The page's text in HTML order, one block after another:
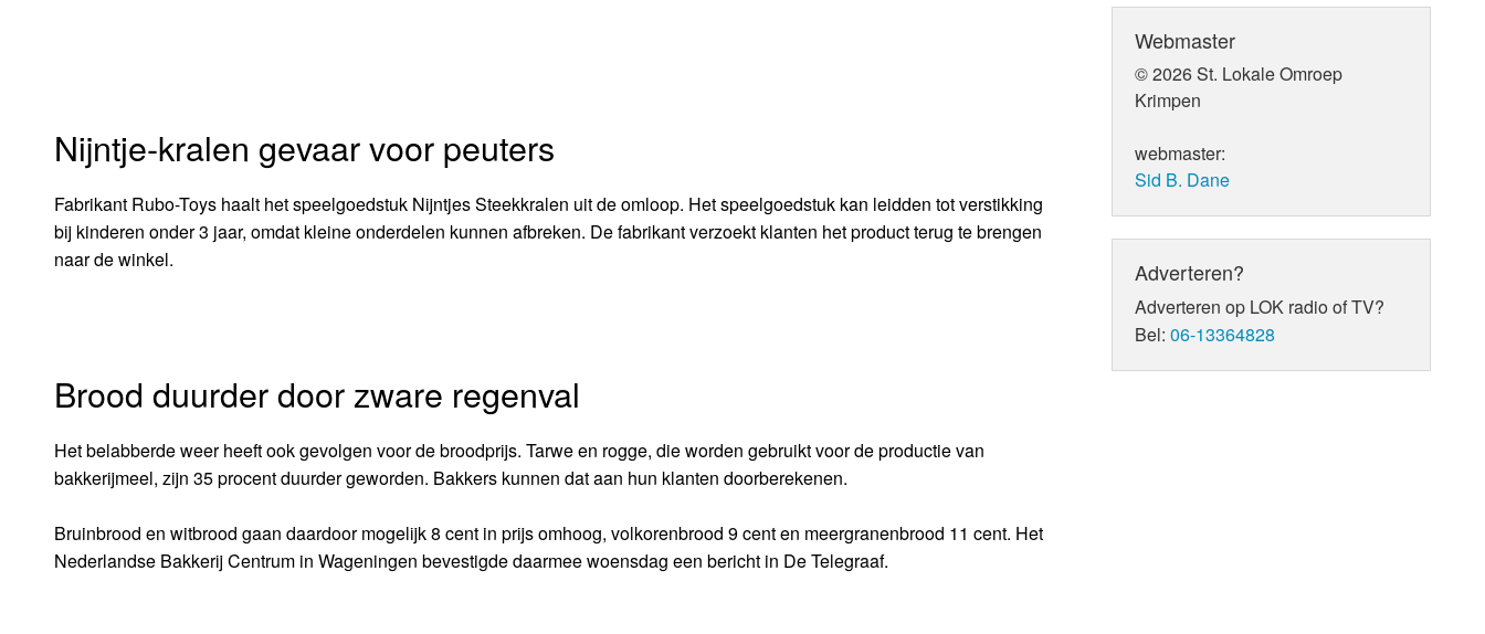
Nijntje-kralen gevaar voor peuters
Fabrikant Rubo-Toys haalt het speelgoedstuk Nijntjes Steekkralen uit de omloop. Het speelgoedstuk kan leidden tot verstikking
bij kinderen onder 3 jaar, omdat kleine onderdelen kunnen afbreken. De fabrikant verzoekt klanten het product terug te brengen
naar de winkel.
Brood duurder door zware regenval
Het belabberde weer heeft ook gevolgen voor de broodprijs. Tarwe en rogge, die worden gebruikt voor de productie van
bakkerijmeel, zijn 35 procent duurder geworden. Bakkers kunnen dat aan hun klanten doorberekenen.
Bruinbrood en witbrood gaan daardoor mogelijk 8 cent in prijs omhoog, volkorenbrood 9 cent en meergranenbrood 11 cent. Het
Nederlandse Bakkerij Centrum in Wageningen bevestigde daarmee woensdag een bericht in De Telegraaf.
Webmaster
© 2026 St. Lokale Omroep
Krimpen
webmaster:
Sid B. Dane
Adverteren?
Adverteren op LOK radio of TV?
Bel:06-13364828